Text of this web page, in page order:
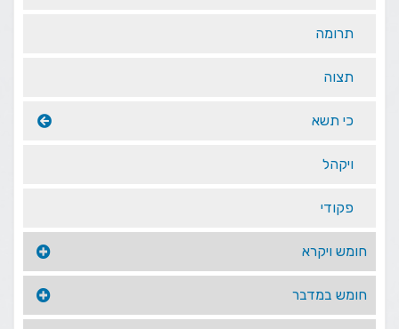
תרומה
תצוה
כי תשא
ויקהל
פקודי
חומש ויקרא
חומש במדבר